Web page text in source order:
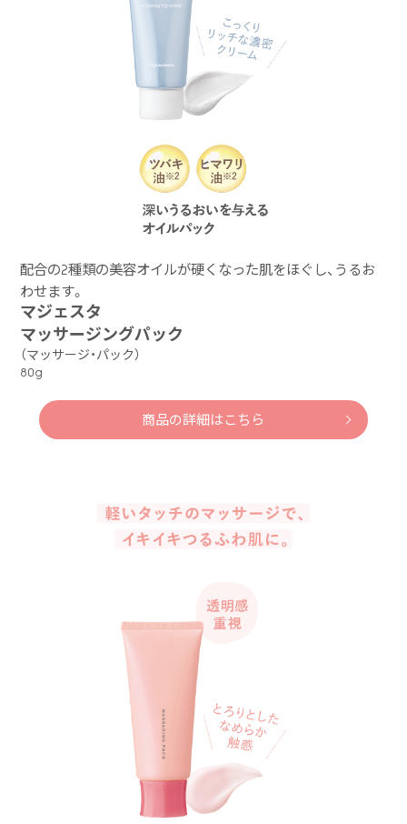
配合の2種類の美容オイルが硬くなった肌をほぐし、うるお
わせます。
マジェスタ
マッサージングパック
（マッサージ・パック）
80g
商品の詳細はこちら